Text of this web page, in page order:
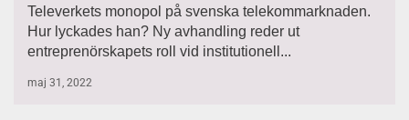
Televerkets monopol på svenska telekommarknaden.
Hur lyckades han? Ny avhandling reder ut
entreprenörskapets roll vid institutionell...
maj 31, 2022